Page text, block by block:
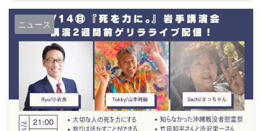
できるイベントです。 視聴は無料ですが、参加登録が必要です
『リッチマインドEXPO』ページをご確認のうえ、LINE登録・
facebookグループへの参加をお願い致します 受付を終了しまし
た リッチマインドEXPOの出 ...
ニュース